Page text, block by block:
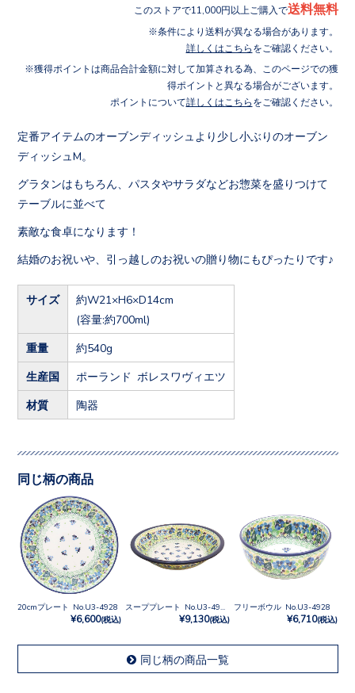
このストアで11,000円以上ご購入で送料無料
条件により送料が異なる場合があります。
詳しくはこちら をご確認ください。
獲得ポイントは商品合計金額に対して加算される為、このページでの獲
得ポイントと異なる場合がございます。
ポイントについて詳しくはこちら をご確認ください。
定番アイテムのオーブンディッシュより少し小ぶりのオーブン
ディッシュM。
グラタンはもちろん、パスタやサラダなどお惣菜を盛りつけて
テーブルに並べて
素敵な食卓になります！
結婚のお祝いや、引っ越しのお祝いの贈り物にもぴったりです♪
サイズ
約W21×H6×D14cm
(容量:約700ml)
重量 約540g
生産国 ポーランド ボレスワヴィエツ
材質 陶器
同じ柄の商品
20cmプレート No.U3-4928
¥6,600(税込) ¥9,130(税込)
フリーボウル No.U3-4928
¥6,710(税込)
同じ柄の商品一覧